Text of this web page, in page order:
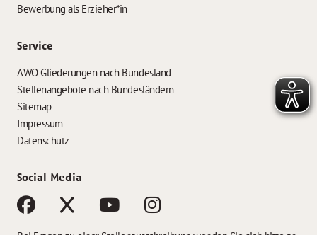
Bewerbung als Erzieher*in
Service
AWO Gliederungen nach Bundesland
Stellenangebote nach Bundesländern
Sitemap
Impressum
Datenschutz
Social Media